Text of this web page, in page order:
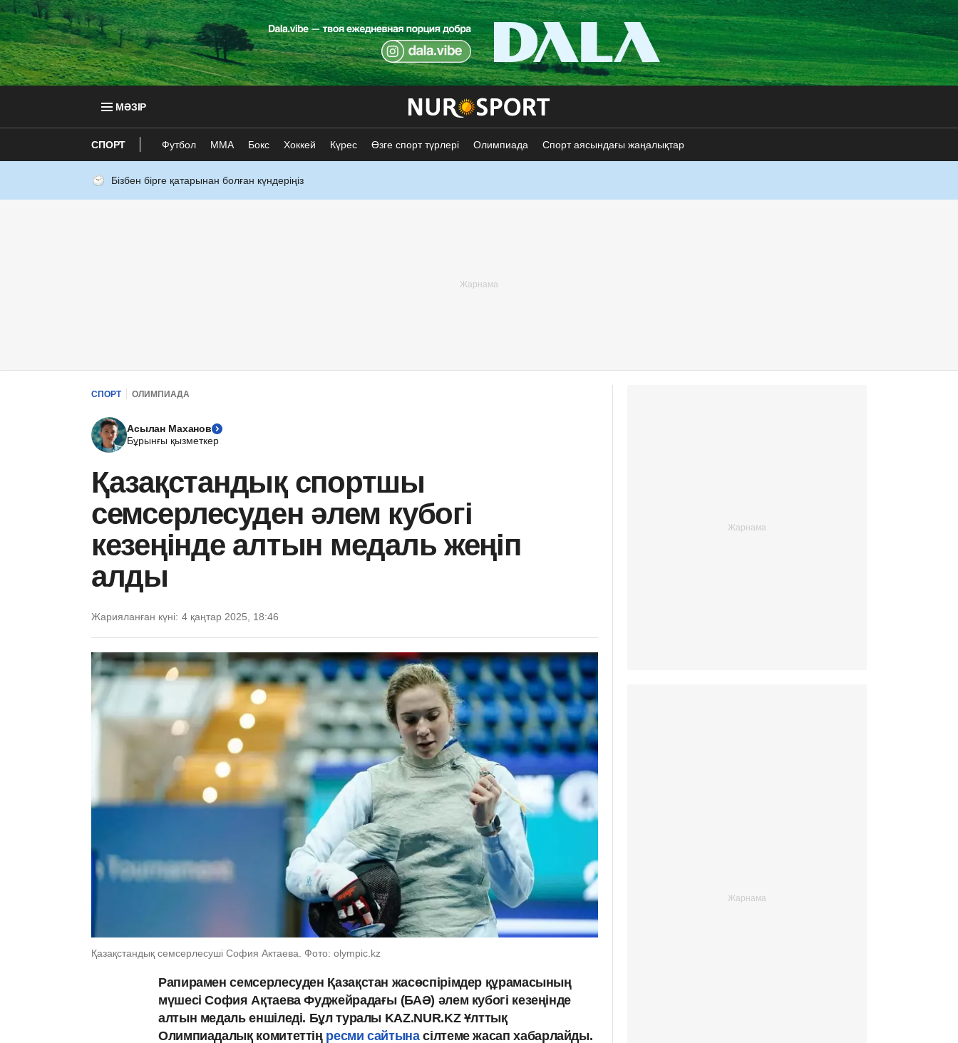
МӘЗІР
СПОРТ Футбол ММА Бокс Хоккей Күрес Өзге спорт түрлері Олимпиада Спорт аясындағы жаңалықтар
Бізбен бірге қатарынан болған күндеріңіз
СПОРТ ОЛИМПИАДА
Асылан Маханов
Бұрынғы қызметкер
Қазақстандық спортшы
семсерлесуден әлем кубогі
кезеңінде алтын медаль жеңіп
алды
Жарияланған күні: 4 қаңтар 2025, 18:46
Қазақстандық семсерлесуші София Актаева. Фото: olympic.kz
Рапирамен семсерлесуден Қазақстан жасөспірімдер құрамасының
мүшесі София Ақтаева Фуджейрадағы (БАӘ) әлем кубогі кезеңінде
алтын медаль еншіледі. Бұл туралы KAZ.NUR.KZ Ұлттық
Олимпиадалық комитеттің ресми сайтынасілтеме жасап хабарлайды.